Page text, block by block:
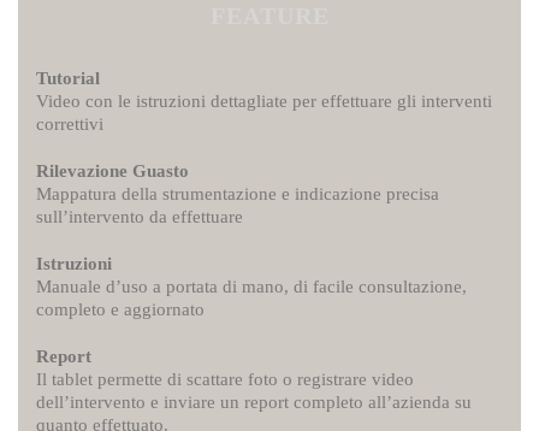
Tutorial
Video con le istruzioni dettagliate per effettuare gli interventi
correttivi
Rilevazione Guasto
Mappatura della strumentazione e indicazione precisa
sull’intervento da effettuare
Istruzioni
Manuale d’uso a portata di mano, di facile consultazione,
completo e aggiornato
Report
Il tablet permette di scattare foto o registrare video
dell’intervento e inviare un report completo all’azienda su
quanto effettuato.